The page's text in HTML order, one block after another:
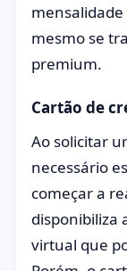
mesmo se
premium.
Cartão de
Ao solicitar
necessário
começar a
disponibiliza
virtual que